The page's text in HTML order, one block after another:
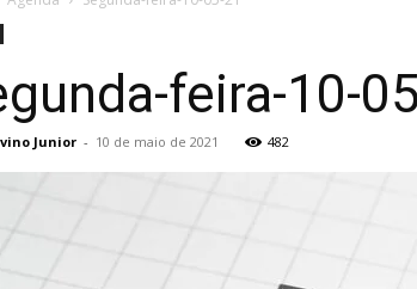
feira-10-
Junior - 10 de maio de 2021 482